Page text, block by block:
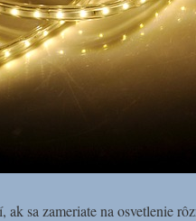
ak sa zameriate na osvetlenie